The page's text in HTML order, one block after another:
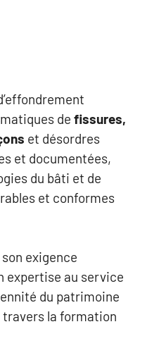
de fissures,
et désordres
et documentées,
du bâti et de
et conformes
exigence
expertise au service
du patrimoine
la formation